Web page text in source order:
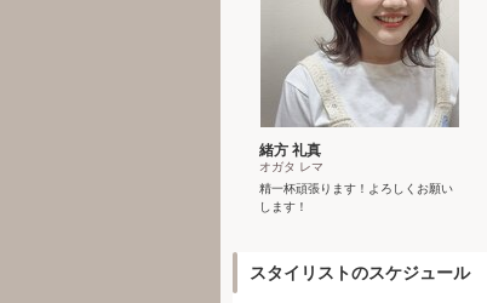
緒方 礼真
オガタ レマ
精一杯頑張ります！よろしくお願い
します！
スタイリストのスケジュール